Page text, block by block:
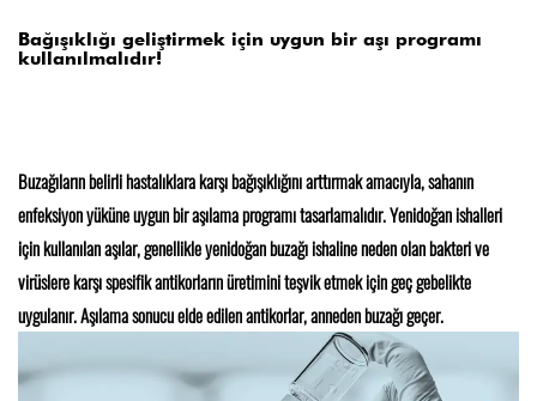
Bağışıklığı geliştirmek için uygun bir aşı programı
kullanılmalıdır!
Buzağıların belirli hastalıklara karşı bağışıklığını arttırmak amacıyla, sahanın
enfeksiyon yüküne uygun bir aşılama programı tasarlamalıdır. Yenidoğan ishalleri
için kullanılan aşılar, genellikle yenidoğan buzağı ishaline neden olan bakteri ve
virüslere karşı spesifik antikorların üretimini teşvik etmek için geç gebelikte
uygulanır. Aşılama sonucu elde edilen antikorlar, anneden buzağı geçer.